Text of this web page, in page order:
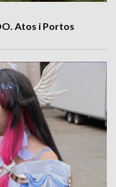
Atos i Portos